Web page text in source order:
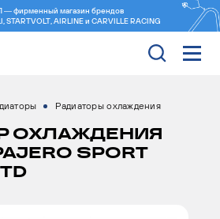
фирменный магазин брендов
STARTVOLT, AIRLINE и CARVILLE RACING
Радиаторы охлаждения
ОХЛАЖДЕНИЯ
SPORT